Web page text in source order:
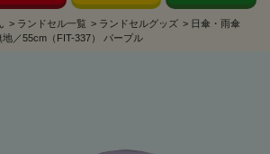
> ランドセル一覧 > ランドセルグッズ > 日傘・雨傘
／55cm（FIT-337） パープル